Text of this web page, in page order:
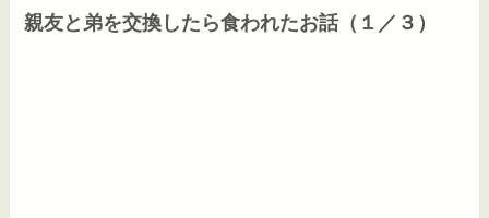
親友と弟を交換したら食われたお話（１／３）